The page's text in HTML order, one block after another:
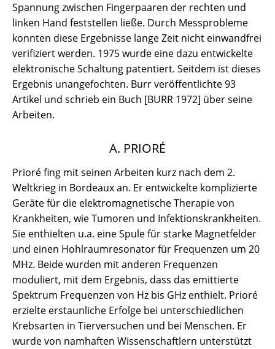
Spannung zwischen Fingerpaaren der rechten und
linken Hand feststellen ließe. Durch Messprobleme
konnten diese Ergebnisse lange Zeit nicht einwandfrei
verifiziert werden. 1975 wurde eine dazu entwickelte
elektronische Schaltung patentiert. Seitdem ist dieses
Ergebnis unangefochten. Burr veröffentlichte 93
Artikel und schrieb ein Buch [BURR 1972] über seine
Arbeiten.
A. PRIORÉ
Prioré fing mit seinen Arbeiten kurz nach dem 2.
Weltkrieg in Bordeaux an. Er entwickelte komplizierte
Geräte für die elektromagnetische Therapie von
Krankheiten, wie Tumoren und Infektionskrankheiten.
Sie enthielten u.a. eine Spule für starke Magnetfelder
und einen Hohlraumresonator für Frequenzen um 20
MHz. Beide wurden mit anderen Frequenzen
moduliert, mit dem Ergebnis, dass das emittierte
Spektrum Frequenzen von Hz bis GHz enthielt. Prioré
erzielte erstaunliche Erfolge bei unterschiedlichen
Krebsarten in Tierversuchen und bei Menschen. Er
wurde von namhaften Wissenschaftlern unterstützt